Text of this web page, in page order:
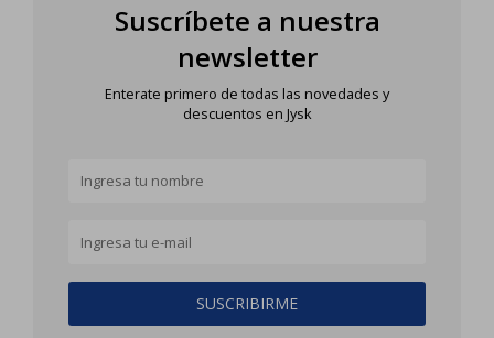
Suscríbete a nuestra
newsletter
Enterate primero de todas las novedades y
descuentos en Jysk
SUSCRIBIRME